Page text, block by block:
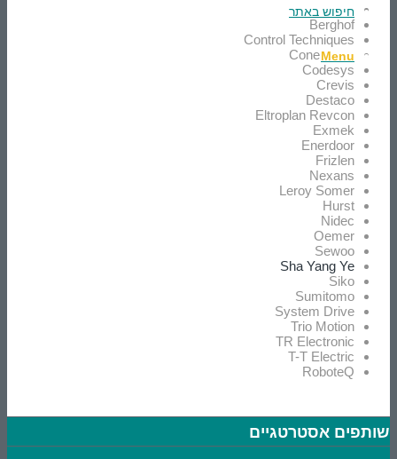
חיפוש באתר
Menu
Advantech
Berghof
Control Techniques
Cone Drive
Codesys
Crevis
Destaco
Eltroplan Revcon
Exmek
Enerdoor
Frizlen
Nexans
Leroy Somer
Hurst
Nidec
Oemer
Sewoo
Sha Yang Ye
Siko
Sumitomo
System Drive
Trio Motion
TR Electronic
T-T Electric
RoboteQ
שותפים אסטרטגיים